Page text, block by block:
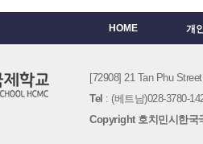
HOME 개
[72908] 21 Tan Phu
Tel : (베트남)028-3780-
Copyright 호치민시한국